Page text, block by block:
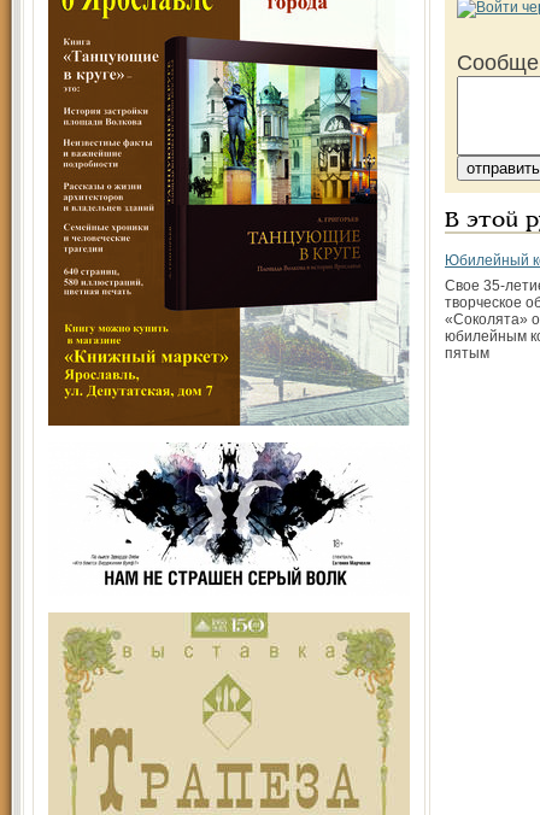
В этой
Юбилейный
Свое 35-
творческое
«Соколята»
юбилейным
пятым